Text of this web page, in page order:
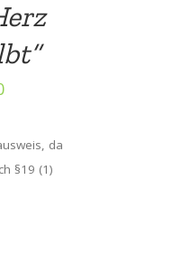
da
§19 (1)